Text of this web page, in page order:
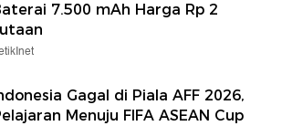
7.500 mAh Harga Rp 2
Gagal di Piala AFF 2026,
Menuju FIFA ASEAN Cup